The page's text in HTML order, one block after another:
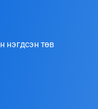
нэгдсэн төв